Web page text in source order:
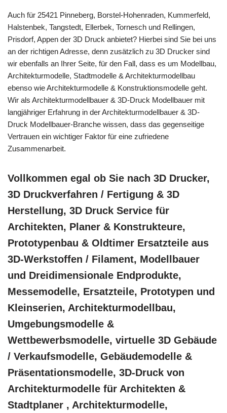
Auch für 25421 Pinneberg, Borstel-Hohenraden, Kummerfeld,
Halstenbek, Tangstedt, Ellerbek, Tornesch und Rellingen,
Prisdorf, Appen der 3D Druck anbietet? Hierbei sind Sie bei uns
an der richtigen Adresse, denn zusätzlich zu 3D Drucker sind
wir ebenfalls an Ihrer Seite, für den Fall, dass es um Modellbau,
Architekturmodelle, Stadtmodelle & Architekturmodellbau
ebenso wie Architekturmodelle & Konstruktionsmodelle geht.
Wir als Architekturmodellbauer & 3D-Druck Modellbauer mit
langjähriger Erfahrung in der Architekturmodellbauer & 3D-
Druck Modellbauer-Branche wissen, dass das gegenseitige
Vertrauen ein wichtiger Faktor für eine zufriedene
Zusammenarbeit.
Vollkommen egal ob Sie nach 3D Drucker,
3D Druckverfahren / Fertigung & 3D
Herstellung, 3D Druck Service für
Architekten, Planer & Konstrukteure,
Prototypenbau & Oldtimer Ersatzteile aus
3D-Werkstoffen / Filament, Modellbauer
und Dreidimensionale Endprodukte,
Messemodelle, Ersatzteile, Prototypen und
Kleinserien, Architekturmodellbau,
Umgebungsmodelle &
Wettbewerbsmodelle, virtuelle 3D Gebäude
/ Verkaufsmodelle, Gebäudemodelle &
Präsentationsmodelle, 3D-Druck von
Architekturmodelle für Architekten &
Stadtplaner , Architekturmodelle,